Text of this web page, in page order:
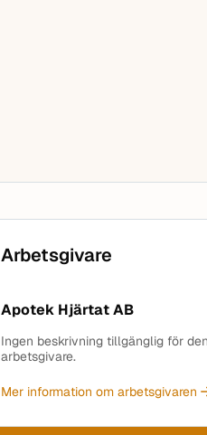
Arbetsgivare
Apotek Hjärtat AB
Ingen beskrivning tillgänglig för
arbetsgivare.
Mer information om arbetsgivaren